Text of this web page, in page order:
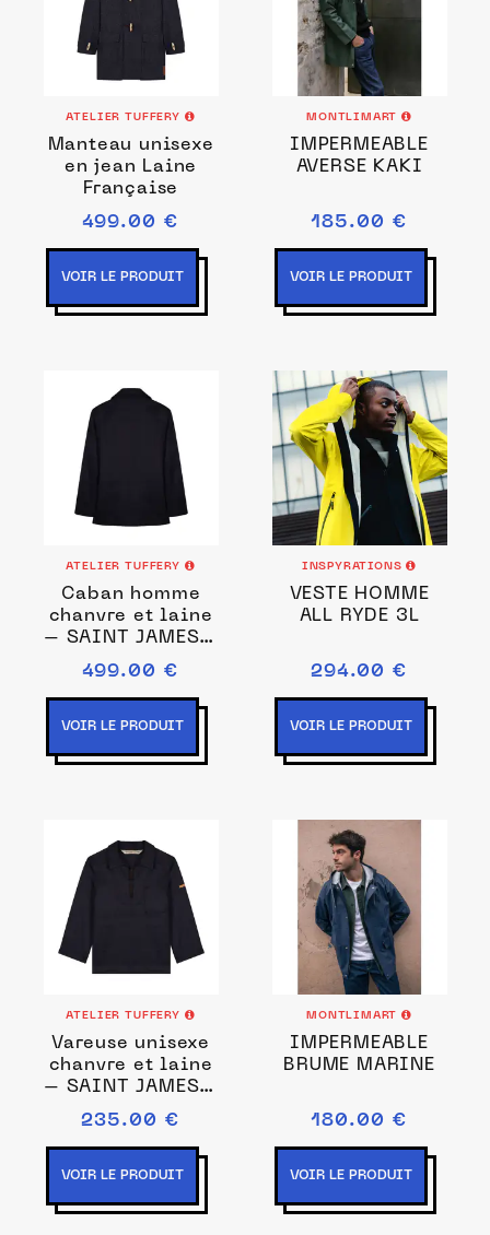
ATELIER TUFFERY
Manteau unisexe
en jean Laine
Française
499.00 €
VOIR LE PRODUIT
MONTLIMART
IMPERMEABLE
AVERSE KAKI
185.00 €
VOIR LE PRODUIT
ATELIER TUFFERY
Caban homme
chanvre et laine
– SAINT JAMES x
Atelier TUFFERY
499.00 €
VOIR LE PRODUIT
INSPYRATIONS
VESTE HOMME
ALL RYDE 3L
294.00 €
VOIR LE PRODUIT
ATELIER TUFFERY
Vareuse unisexe
chanvre et laine
– SAINT JAMES x
Atelier TUFFERY
235.00 €
VOIR LE PRODUIT
MONTLIMART
IMPERMEABLE
BRUME MARINE
180.00 €
VOIR LE PRODUIT